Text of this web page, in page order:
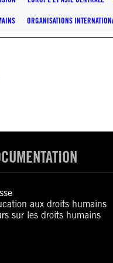
ORGANISATIONS
aux droits humains
sur les droits humains